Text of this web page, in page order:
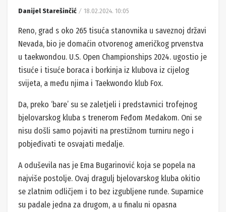
Danijel Starešinčić 18.02.2024. 10:05
Reno, grad s oko 265 tisuća stanovnika u saveznoj državi
Nevada, bio je domaćin otvorenog američkog prvenstva
u taekwondou. U.S. Open Championships 2024. ugostio je
tisuće i tisuće boraca i borkinja iz klubova iz cijelog
svijeta, a među njima i Taekwondo klub Fox.
Da, preko ‘bare’ su se zaletjeli i predstavnici trofejnog
bjelovarskog kluba s trenerom Feđom Medakom. Oni se
nisu došli samo pojaviti na prestižnom turniru nego i
pobjeđivati te osvajati medalje.
A oduševila nas je Ema Bugarinović koja se popela na
najviše postolje. Ovaj dragulj bjelovarskog kluba okitio
se zlatnim odličjem i to bez izgubljene runde. Suparnice
su padale jedna za drugom, a u finalu ni opasna